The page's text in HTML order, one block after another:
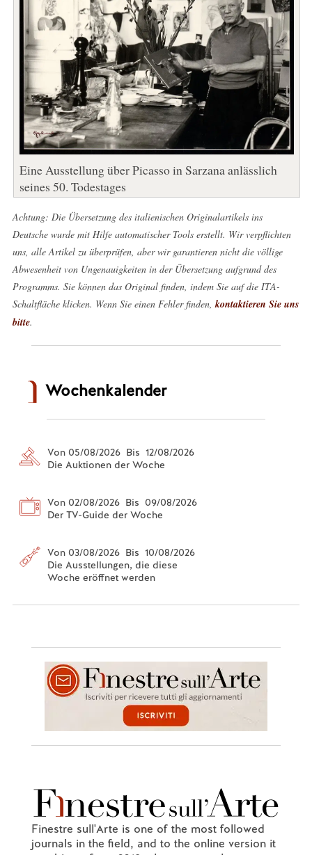
Eine Ausstellung über Picasso in Sarzana anlässlich
seines 50. Todestages
Achtung: Die Übersetzung des italienischen Originalartikels ins
Deutsche wurde mit Hilfe automatischer Tools erstellt. Wir verpflichten
uns, alle Artikel zu überprüfen, aber wir garantieren nicht die völlige
Abwesenheit von Ungenauigkeiten in der Übersetzung aufgrund des
Programms. Sie können das Original finden, indem Sie auf die ITA-
Schaltfläche klicken. Wenn Sie einen Fehler finden, kontaktieren Sie uns
bitte.
Wochenkalender
Von 05/08/2026 Bis 12/08/2026
Die Auktionen der Woche
Von 02/08/2026 Bis 09/08/2026
Der TV-Guide der Woche
Von 03/08/2026 Bis 10/08/2026
Die Ausstellungen, die diese
Woche eröffnet werden
Finestre sull'Arte is one of the most followed
journals in the field, and to the online version it